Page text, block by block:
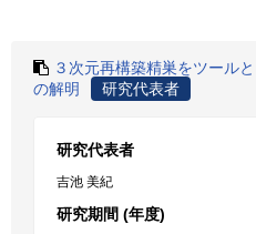
３次元再構築精巣をツール
の解明
研究代表者
研究代表者
吉池 美紀
研究期間 (年度)